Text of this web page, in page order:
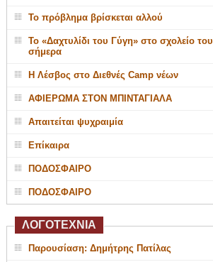
Το πρόβλημα βρίσκεται αλλού
Το «Δαχτυλίδι του Γύγη» στο σχολείο του
σήμερα
Η Λέσβος στο Διεθνές Camp νέων
ΑΦΙΕΡΩΜΑ ΣΤΟΝ ΜΠΙΝΤΑΓΙΑΛΑ
Απαιτείται ψυχραιμία
Επίκαιρα
ΠΟΔΟΣΦΑΙΡΟ
ΠΟΔΟΣΦΑΙΡΟ
ΛΟΓΟΤΕΧΝΙΑ
Παρουσίαση: Δημήτρης Πατίλας